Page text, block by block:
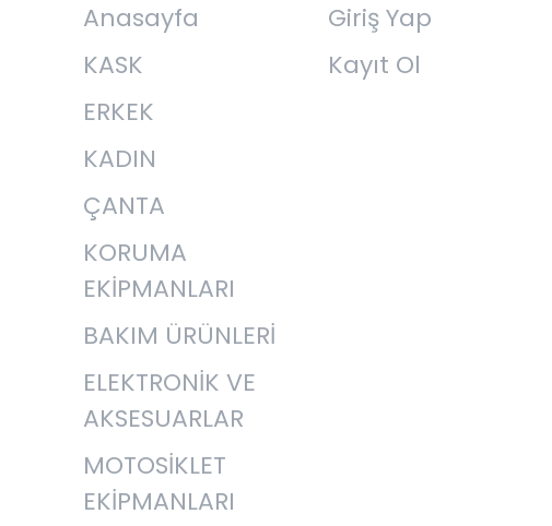
Anasayfa
KASK
ERKEK
KADIN
ÇANTA
KORUMA
EKİPMANLARI
BAKIM ÜRÜNLERİ
ELEKTRONİK VE
AKSESUARLAR
MOTOSİKLET
EKİPMANLARI
Giriş Yap
Kayıt Ol